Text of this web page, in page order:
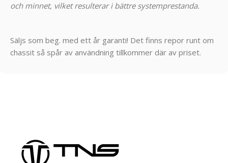
och minnet, vilket resulterar i bättre systemprestanda.
Säljs som beg. med ett år garanti! Det finns repor runt om
chassit så spår av användning tillkommer där av priset.